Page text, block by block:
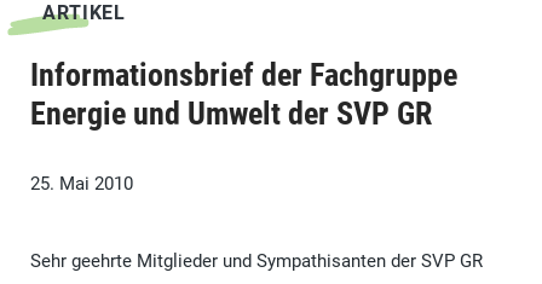
ARTIKEL
Informationsbrief der Fachgruppe
Energie und Umwelt der SVP GR
25. Mai 2010
Sehr geehrte Mitglieder und Sympathisanten der SVP GR